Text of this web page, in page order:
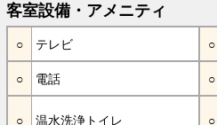
客室設備・アメニティ
テレビ
電話
温水洗浄トイレ